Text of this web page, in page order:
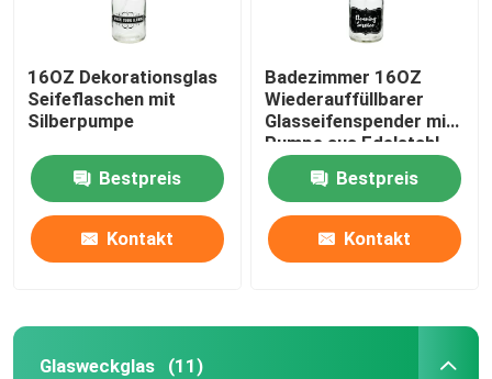
16OZ Dekorationsglas
Seifeflaschen mit
Silberpumpe
Bestpreis
Kontakt
Badezimmer 16OZ
Wiederauffüllbarer
Glasseifenspender mit
Pumpe aus Edelstahl
Bestpreis
Kontakt
Glasweckglas (11)